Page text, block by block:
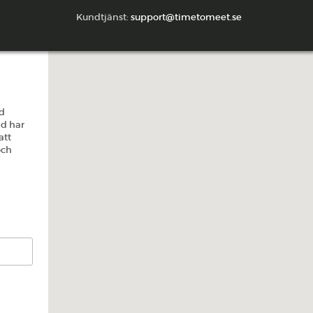
Kundtjänst: support@timetomeet.se
har